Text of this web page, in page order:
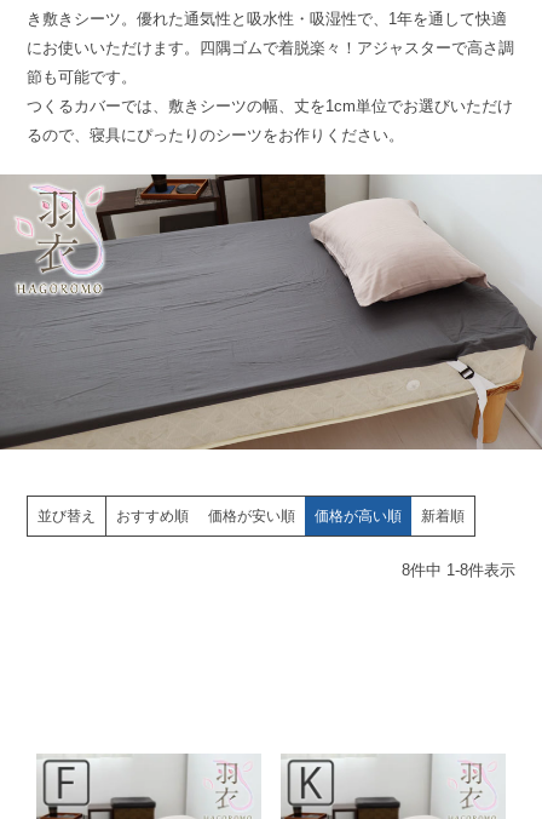
き敷きシーツ。優れた通気性と吸水性・吸湿性で、1年を通して快適
にお使いいただけます。四隅ゴムで着脱楽々！アジャスターで高さ調
節も可能です。
つくるカバーでは、敷きシーツの幅、丈を1cm単位でお選びいただけ
るので、寝具にぴったりのシーツをお作りください。
並び替え おすすめ順 価格が安い順 価格が高い順 新着順
8件中 1-8件表示